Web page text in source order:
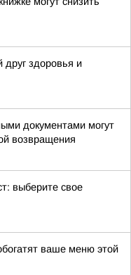
здоровья и
документами могут
возвращения
выберите свое
ваше меню этой